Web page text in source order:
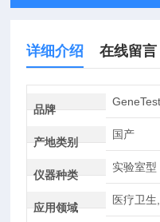
详细介绍 在线留言
品牌
产地类别
国产
仪器种类
实验室型
应用领域
医疗卫